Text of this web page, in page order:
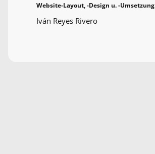
Website-Layout, -Design u. -Umsetzung
Iván Reyes Rivero